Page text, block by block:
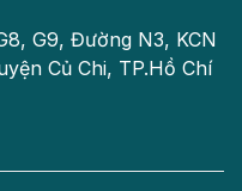
G9, Đường N3, KCN
Củ Chi, TP.Hồ Chí